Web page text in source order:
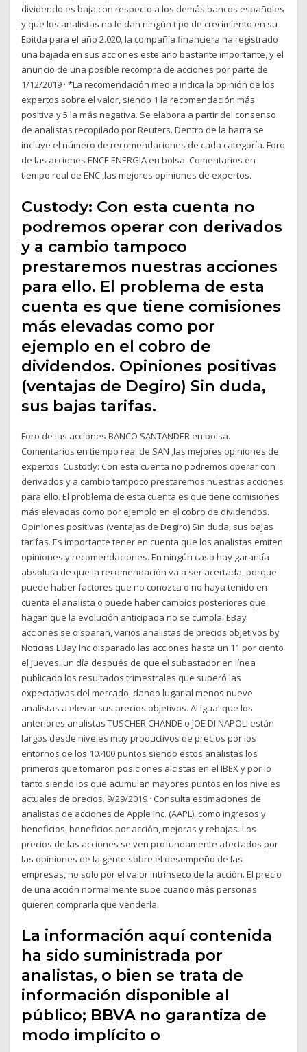
dividendo es baja con respecto a los demás bancos españoles
y que los analistas no le dan ningún tipo de crecimiento en su
Ebitda para el año 2.020, la compañía financiera ha registrado
una bajada en sus acciones este año bastante importante, y el
anuncio de una posible recompra de acciones por parte de
1/12/2019 · *La recomendación media indica la opinión de los
expertos sobre el valor, siendo 1 la recomendación más
positiva y 5 la más negativa. Se elabora a partir del consenso
de analistas recopilado por Reuters. Dentro de la barra se
incluye el número de recomendaciones de cada categoría. Foro
de las acciones ENCE ENERGIA en bolsa. Comentarios en
tiempo real de ENC ,las mejores opiniones de expertos.
Custody: Con esta cuenta no
podremos operar con derivados
y a cambio tampoco
prestaremos nuestras acciones
para ello. El problema de esta
cuenta es que tiene comisiones
más elevadas como por
ejemplo en el cobro de
dividendos. Opiniones positivas
(ventajas de Degiro) Sin duda,
sus bajas tarifas.
Foro de las acciones BANCO SANTANDER en bolsa.
Comentarios en tiempo real de SAN ,las mejores opiniones de
expertos. Custody: Con esta cuenta no podremos operar con
derivados y a cambio tampoco prestaremos nuestras acciones
para ello. El problema de esta cuenta es que tiene comisiones
más elevadas como por ejemplo en el cobro de dividendos.
Opiniones positivas (ventajas de Degiro) Sin duda, sus bajas
tarifas. Es importante tener en cuenta que los analistas emiten
opiniones y recomendaciones. En ningún caso hay garantía
absoluta de que la recomendación va a ser acertada, porque
puede haber factores que no conozca o no haya tenido en
cuenta el analista o puede haber cambios posteriores que
hagan que la evolución anticipada no se cumpla. EBay
acciones se disparan, varios analistas de precios objetivos by
Noticias EBay Inc disparado las acciones hasta un 11 por ciento
el jueves, un día después de que el subastador en línea
publicado los resultados trimestrales que superó las
expectativas del mercado, dando lugar al menos nueve
analistas a elevar sus precios objetivos. Al igual que los
anteriores analistas TUSCHER CHANDE o JOE DI NAPOLI están
largos desde niveles muy productivos de precios por los
entornos de los 10.400 puntos siendo estos analistas los
primeros que tomaron posiciones alcistas en el IBEX y por lo
tanto siendo los que acumulan mayores puntos en los niveles
actuales de precios. 9/29/2019 · Consulta estimaciones de
analistas de acciones de Apple Inc. (AAPL), como ingresos y
beneficios, beneficios por acción, mejoras y rebajas. Los
precios de las acciones se ven profundamente afectados por
las opiniones de la gente sobre el desempeño de las
empresas, no solo por el valor intrínseco de la acción. El precio
de una acción normalmente sube cuando más personas
quieren comprarla que venderla.
La información aquí contenida
ha sido suministrada por
analistas, o bien se trata de
información disponible al
público; BBVA no garantiza de
modo implícito o